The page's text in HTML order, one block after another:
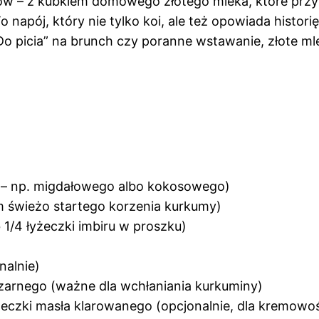
napój, który nie tylko koi, ale też opowiada
picia” na brunch czy poranne wstawanie, złote
np. migdałowego albo kokosowego)
świeżo startego korzenia kurkumy)
4 łyżeczki imbiru w proszku)
(ważne dla wchłaniania kurkuminy)
masła klarowanego (opcjonalnie, dla